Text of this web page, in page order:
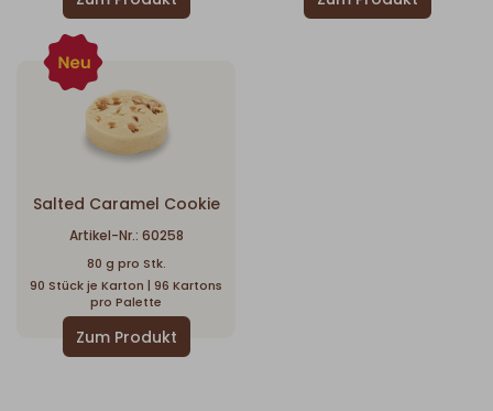
Salted Caramel Cookie
Artikel-Nr.: 60258
80 g pro Stk.
90 Stück je Karton | 96 Kartons
pro Palette